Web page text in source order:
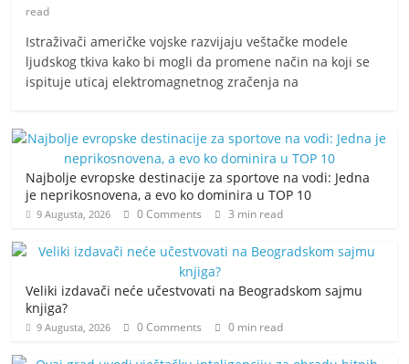
read
Istraživači američke vojske razvijaju veštačke modele
ljudskog tkiva kako bi mogli da promene način na koji se
ispituje uticaj elektromagnetnog zračenja na
Najbolje evropske destinacije za sportove na vodi: Jedna
je neprikosnovena, a evo ko dominira u TOP 10
9 Augusta, 2026 0 Comments 3 min read
Veliki izdavači neće učestvovati na Beogradskom sajmu
knjiga?
9 Augusta, 2026 0 Comments 0 min read